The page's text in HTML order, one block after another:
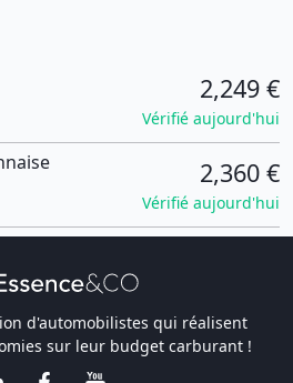
2,249 €
Vérifié aujourd'hui
2,360 €
Vérifié aujourd'hui
d'automobilistes qui réalisent
sur leur budget carburant !